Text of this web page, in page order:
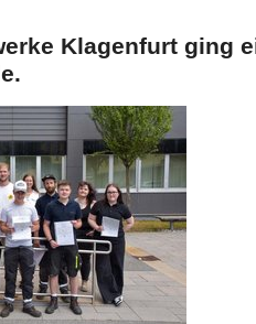
Klagenfurt ging